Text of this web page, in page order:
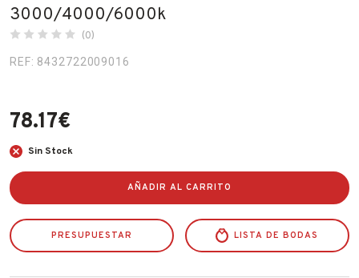
Contacto
3000/4000/6000k
(0)
REF: 8432722009016
78.17€
Sin Stock
AÑADIR AL CARRITO
PRESUPUESTAR LISTA DE BODAS